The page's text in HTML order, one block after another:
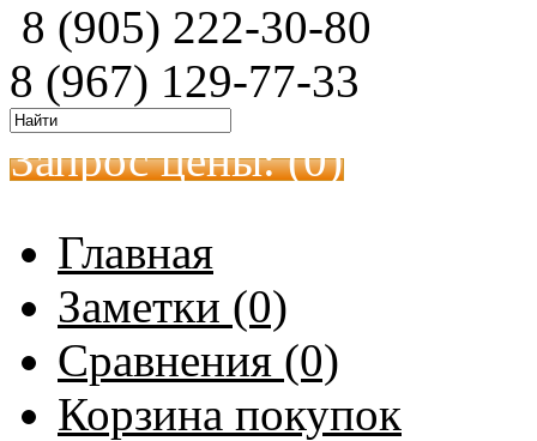
8 (905) 222-30-80
8 (967) 129-77-33
Запрос цены: (0)
Главная
Заметки (0)
Сравнения (0)
Корзина покупок